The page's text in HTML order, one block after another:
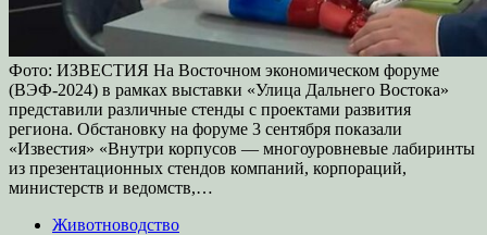
Фото: ИЗВЕСТИЯ На Восточном экономическом форуме
(ВЭФ-2024) в рамках выставки «Улица Дальнего Востока»
представили различные стенды с проектами развития
региона. Обстановку на форуме 3 сентября показали
«Известия» «Внутри корпусов — многоуровневые лабиринты
из презентационных стендов компаний, корпораций,
министерств и ведомств,…
Животноводство